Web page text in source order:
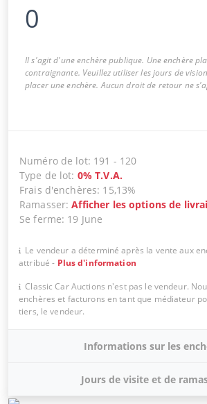
0
Il s'agit d'une enchère publique. Une enchère
contraignante. Veuillez utiliser les jours de
placer une enchère. Aucun droit de retour ne
Numéro de lot: 191 - 120
Type de lot: 0% T.V.A.
Frais d'enchères: 15,13%
Ramasser:Afficher les options de
Se ferme: 19 June
Le vendeur a déterminé après la vente aux
attribué - Plus d'information
Classic Car Auctions n'est pas le vendeur.
enchères et facturons en tant que médiateur
tiers, le vendeur.
Informations sur les
Jours de visite et de